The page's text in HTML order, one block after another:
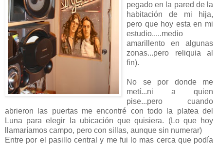
pegado en la pared de la
habitación de mi hija,
pero que hoy esta en mi
estudio.....medio
amarillento en algunas
zonas...pero reliquia al
fin).
No se por donde me
metí...ni a quien
pise...pero cuando
abrieron las puertas me encontré con todo la platea del
Luna para elegir la ubicación que quisiera. (Lo que hoy
llamaríamos campo, pero con sillas, aunque sin numerar)
Entre por el pasillo central y me fui lo mas cerca que podía